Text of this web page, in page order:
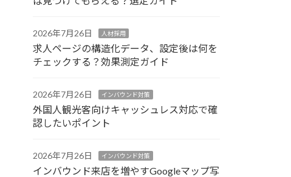
2026年7月26日 人材採用
求人ページの構造化データ、設定後は何を
チェックする？効果測定ガイド
2026年7月26日 インバウンド対策
外国人観光客向けキャッシュレス対応で確
認したいポイント
2026年7月26日 インバウンド対策
インバウンド来店を増やすGoogleマップ写